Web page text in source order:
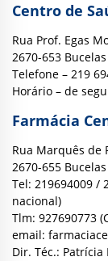
Centro de
Rua Prof. Egas
2670-653 Bucelas
Telefone – 219
Horário – de
Farmácia
Rua Marquês de
2670-655 Bucelas
Tel: 219694009 /
nacional)
Tlm: 927690773
email:
Dir. Téc.: